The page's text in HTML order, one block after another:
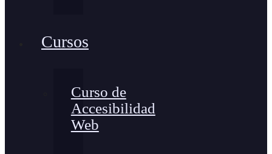
Cursos
Curso de
Accesibilidad
Web